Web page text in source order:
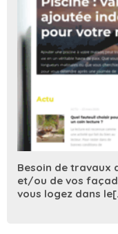
Besoin de travaux
et/ou de vos
vous logez dans